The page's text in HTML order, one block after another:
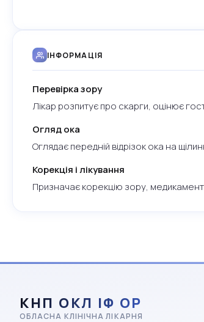
ІНФОРМАЦІЯ
Перевірка зору
Лікар розпитує про скарги, оцінює
Огляд ока
Оглядає передній відрізок ока на
Корекція і лікування
Призначає корекцію зору,
КНП ОКЛ ІФ ОР
ОБЛАСНА КЛІНІЧНА ЛІКАРНЯ